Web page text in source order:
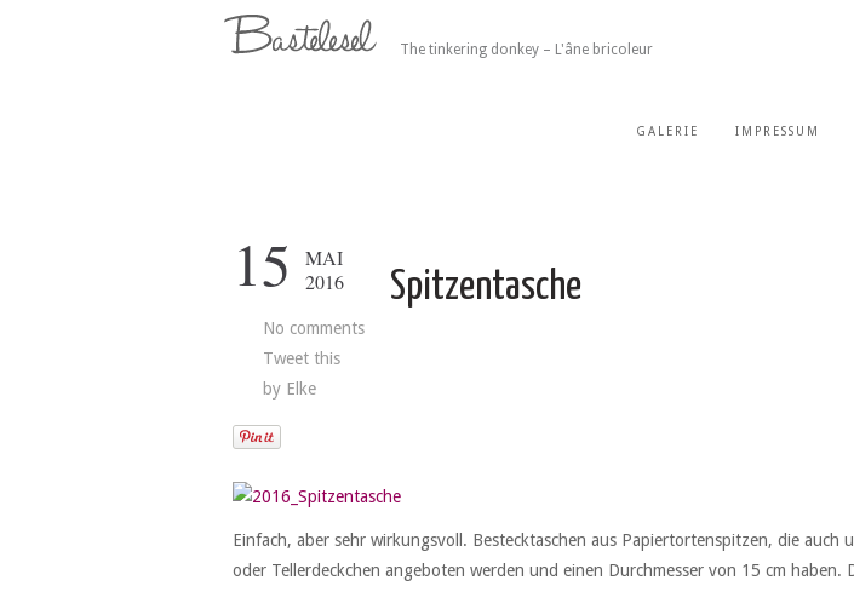
The tinkering donkey – L'âne bricoleur
GALERIE IMPRESSUM
15
MAI
2016
No comments
Tweet this
by Elke
Spitzentasche
Einfach, aber sehr wirkungsvoll. Bestecktaschen aus Papiertortenspitzen, die auch
oder Tellerdeckchen angeboten werden und einen Durchmesser von 15 cm haben.